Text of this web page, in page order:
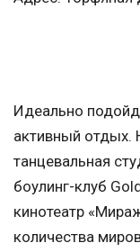
Идеально
активный отдых.
танцевальная
боулинг-клуб
кинотеатр
количества